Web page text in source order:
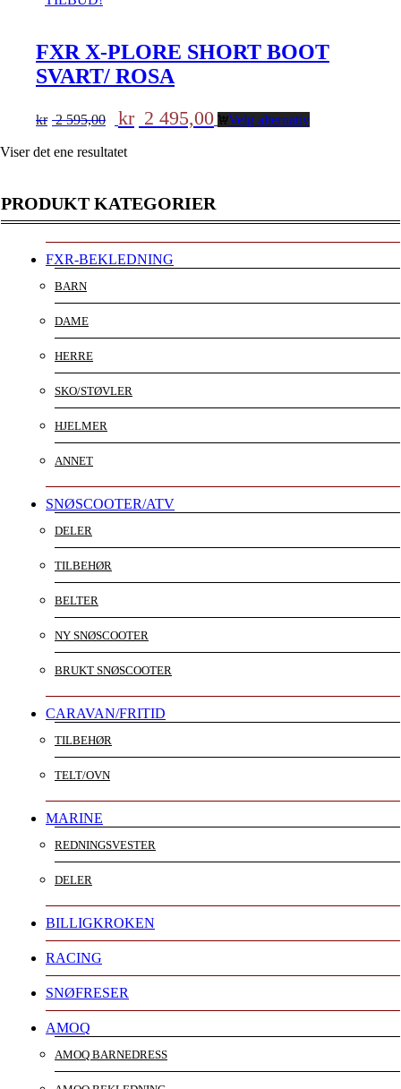
FXR X-PLORE SHORT BOOT
SVART/ ROSA
kr 2 595,00
Opprinnelig
pris
var:
kr 2
kr 2 495,00 Nåværende
pris
Velg alternativ
Viser det ene resultatet
PRODUKT KATEGORIER
FXR-BEKLEDNING
BARN
DAME
HERRE
SKO/STØVLER
HJELMER
ANNET
SNØSCOOTER/ATV
DELER
TILBEHØR
BELTER
NY SNØSCOOTER
BRUKT SNØSCOOTER
CARAVAN/FRITID
TILBEHØR
TELT/OVN
MARINE
REDNINGSVESTER
DELER
BILLIGKROKEN
RACING
SNØFRESER
AMOQ
AMOQ BARNEDRESS